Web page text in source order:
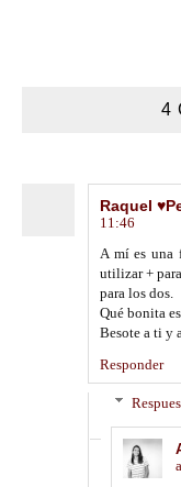
4
Raquel
11:46
A mí es una
utilizar +
para los dos.
Qué bonita
Besote a ti y
Responder